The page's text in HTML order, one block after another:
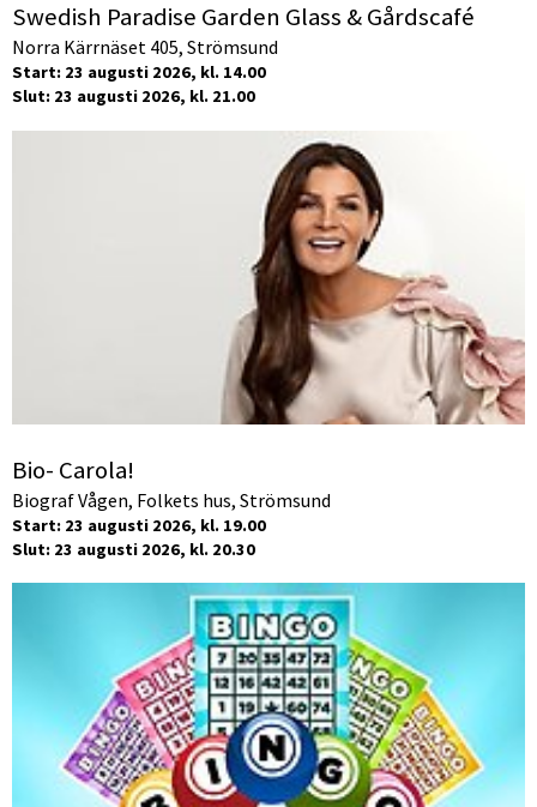
Swedish Paradise Garden Glass & Gårdscafé
Norra Kärrnäset 405, Strömsund
Start: 23 augusti 2026, kl. 14.00
Slut: 23 augusti 2026, kl. 21.00
Bio- Carola!
Biograf Vågen, Folkets hus, Strömsund
Start: 23 augusti 2026, kl. 19.00
Slut: 23 augusti 2026, kl. 20.30